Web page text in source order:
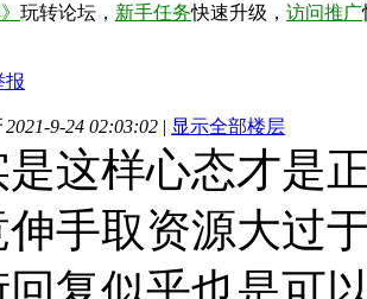
玩转论坛， 新手任务快速升级， 访问推广
报
9-24 02:03:02 | 显示全部楼层
这样心态才是
手取资源大过